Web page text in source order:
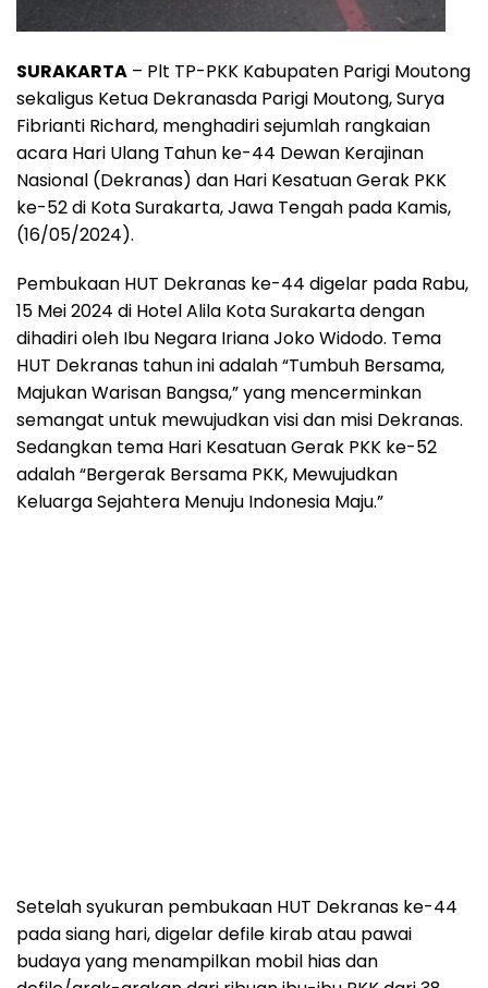
SURAKARTA – Plt TP-PKK Kabupaten Parigi Moutong
sekaligus Ketua Dekranasda Parigi Moutong, Surya
Fibrianti Richard, menghadiri sejumlah rangkaian
acara Hari Ulang Tahun ke-44 Dewan Kerajinan
Nasional (Dekranas) dan Hari Kesatuan Gerak PKK
ke-52 di Kota Surakarta, Jawa Tengah pada Kamis,
(16/05/2024).
Pembukaan HUT Dekranas ke-44 digelar pada Rabu,
15 Mei 2024 di Hotel Alila Kota Surakarta dengan
dihadiri oleh Ibu Negara Iriana Joko Widodo. Tema
HUT Dekranas tahun ini adalah “Tumbuh Bersama,
Majukan Warisan Bangsa,” yang mencerminkan
semangat untuk mewujudkan visi dan misi Dekranas.
Sedangkan tema Hari Kesatuan Gerak PKK ke-52
adalah “Bergerak Bersama PKK, Mewujudkan
Keluarga Sejahtera Menuju Indonesia Maju.”
Setelah syukuran pembukaan HUT Dekranas ke-44
pada siang hari, digelar defile kirab atau pawai
budaya yang menampilkan mobil hias dan